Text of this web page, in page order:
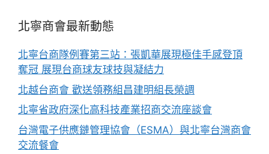
北寧商會最新動態
北寧台商隊例賽第三站：張凱華展現極佳手感登頂
奪冠 展現台商球友球技與凝結力
北越台商會 歡送領務組昌建明組長榮調
北寧省政府深化高科技產業招商交流座談會
台灣電子供應鏈管理協會（ESMA）與北寧台灣商會
交流餐會